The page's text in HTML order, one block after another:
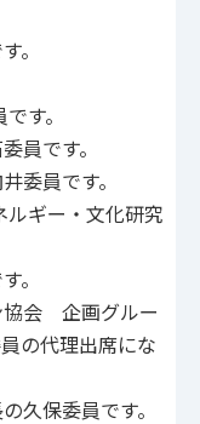
。
す。
員です。
委員です。
ギー・文化研究
。
協会 企画グルー
の代理出席にな
久保委員です。